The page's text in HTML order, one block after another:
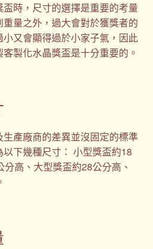
時，尺寸的選擇是重要的考量
量之外，過大會對於獲獎者的
又會顯得過於小家子氣，因此
製化水晶獎盃是十分重要的。
產廠商的差異並沒固定的標準
下幾種尺寸： 小型獎盃約18
高、大型獎盃約28公分高、